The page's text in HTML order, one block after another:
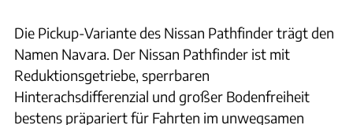
Die Pickup-Variante des Nissan Pathfinder trägt den
Namen Navara. Der Nissan Pathfinder ist mit
Reduktionsgetriebe, sperrbaren
Hinterachsdifferenzial und großer Bodenfreiheit
bestens präpariert für Fahrten im unwegsamen